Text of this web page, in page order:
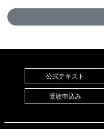
公式テキスト
受験申込み